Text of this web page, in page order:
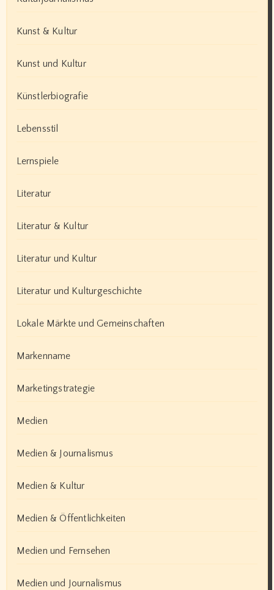
Kunst & Kultur
Kunst und Kultur
Künstlerbiografie
Lebensstil
Lernspiele
Literatur
Literatur & Kultur
Literatur und Kultur
Literatur und Kulturgeschichte
Lokale Märkte und Gemeinschaften
Markenname
Marketingstrategie
Medien
Medien & Journalismus
Medien & Kultur
Medien & Öffentlichkeiten
Medien und Fernsehen
Medien und Journalismus